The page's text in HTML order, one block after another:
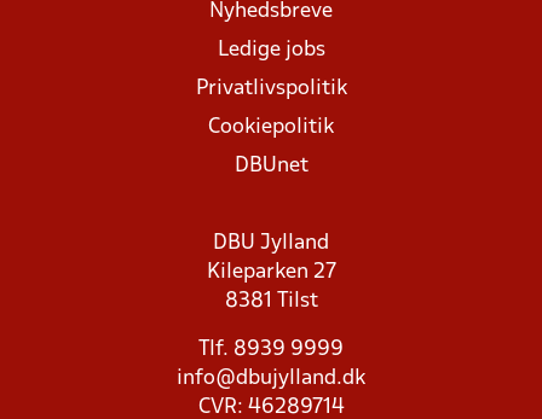
Nyhedsbreve
Ledige jobs
Privatlivspolitik
Cookiepolitik
DBUnet
DBU Jylland
Kileparken 27
8381 Tilst
Tlf. 8939 9999
info@dbujylland.dk
CVR: 46289714